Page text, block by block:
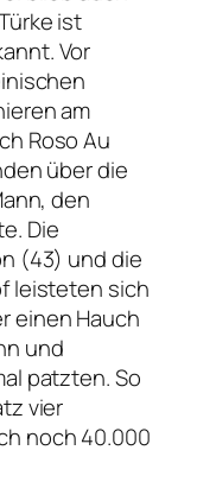
ist
Vor
am
Roso Au
über die
den
Die
(43) und die
leisteten sich
einen Hauch
und
patzten. So
vier
noch 40.000